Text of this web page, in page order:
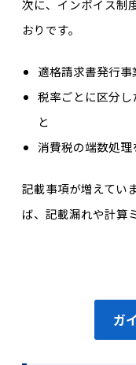
次に、インボイス制
おりです。
適格請求書発行
税率ごとに区分
と
消費税の端数処
記載事項が増えてい
ば、記載漏れや計算
ガ